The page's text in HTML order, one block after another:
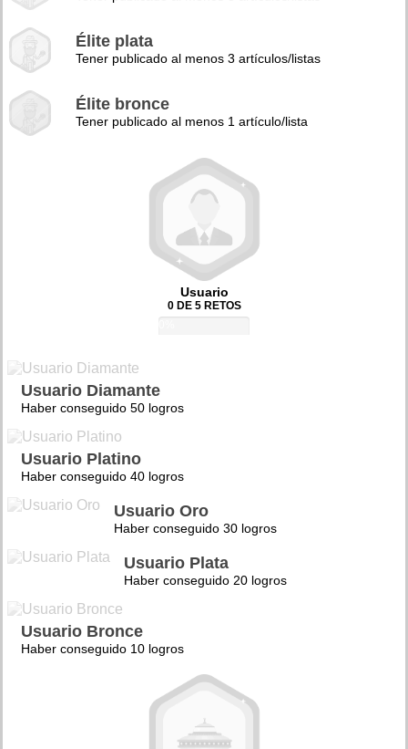
Élite plata
Tener publicado al menos 3 artículos/listas
Élite bronce
Tener publicado al menos 1 artículo/lista
Usuario
0 DE 5 RETOS
Usuario Diamante
Haber conseguido 50 logros
Usuario Platino
Haber conseguido 40 logros
Usuario Oro
Haber conseguido 30 logros
Usuario Plata
Haber conseguido 20 logros
Usuario Bronce
Haber conseguido 10 logros